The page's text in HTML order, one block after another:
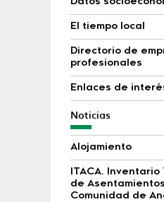
Datos
El tiempo local
Directorio de
profesionales
Enlaces de
Noticias
Alojamiento
ITACA. Inventario
de
Comunidad de